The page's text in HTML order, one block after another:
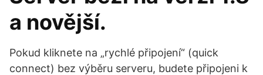
a novější.
Pokud kliknete na „rychlé připojení“ (quick
connect) bez výběru serveru, budete připojeni k